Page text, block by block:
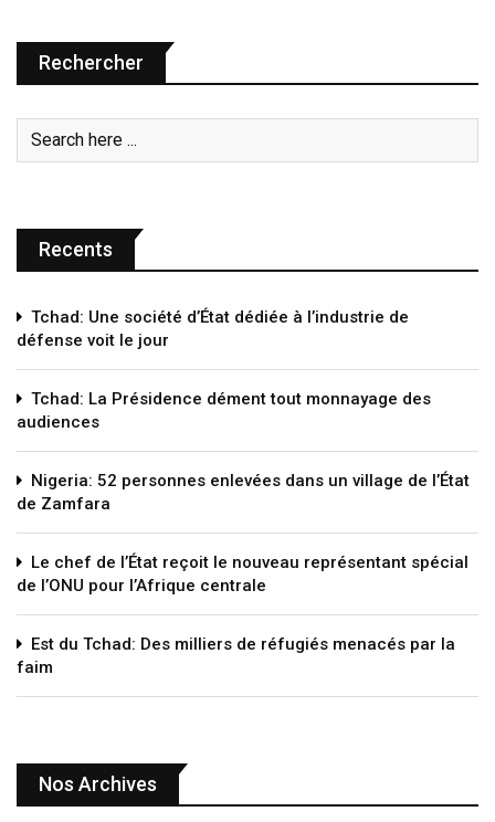
Rechercher
Recents
Tchad: Une société d’État dédiée à l’industrie de
défense voit le jour
Tchad: La Présidence dément tout monnayage des
audiences
Nigeria: 52 personnes enlevées dans un village de l’État
de Zamfara
Le chef de l’État reçoit le nouveau représentant spécial
de l’ONU pour l’Afrique centrale
Est du Tchad: Des milliers de réfugiés menacés par la
faim
Nos Archives